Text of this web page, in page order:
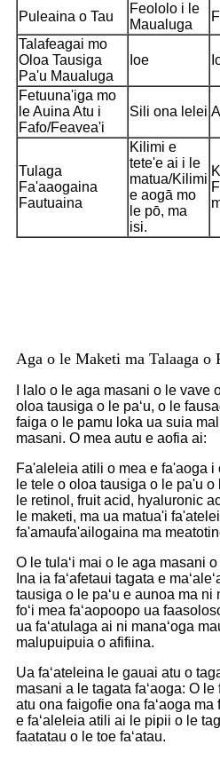
Puleaina o Tau
Feololo i le
Maualuga
Talafeagai mo
Oloa Tausiga
Pa'u Maualuga
Ioe
Fetuuna'iga mo
le Auina Atu i
Fafo/Feavea'i
Sili ona lelei
Tulaga
Fa'aaogaina
Fautuaina
Kilimi e
tete'e ai i le
matua/Kilimi
e aogā mo
le pō, ma
isi.
Aga o le Maketi ma Talaaga
I lalo o le aga masani o le vave
oloa tausiga o le paʻu, o le
faiga o le pamu loka ua suia
masani. O mea autu e aofia ai:
Fa'aleleia atili o mea e fa'aoga
le tele o oloa tausiga o le pa'u
le retinol, fruit acid, hyaluronic
le maketi, ma ua matua'i
fa'amaufa'ailogaina ma
O le tulaʻi mai o le aga masani
Ina ia faʻafetaui tagata e
tausiga o le paʻu e aunoa ma ni
foʻi mea faʻaopoopo ua
ua faʻatulaga ai ni manaʻoga
malupuipuia o afifiina.
Ua faʻateleina le gauai atu o
masani a le tagata faʻaoga: O
atu ona faigofie ona faʻaoga ma
e faʻaleleia atili ai le pipii o le
faatatau o le toe faʻatau.